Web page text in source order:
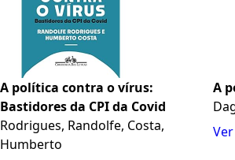
A política contra o vírus:
Bastidores da CPI da Covid
Rodrigues, Randolfe, Costa,
Humberto
A